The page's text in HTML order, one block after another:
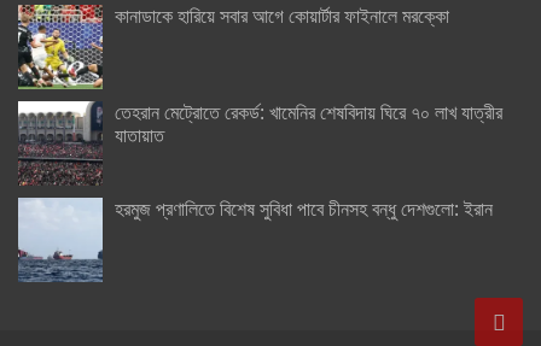
কানাডাকে হারিয়ে সবার আগে কোয়ার্টার ফাইনালে মরক্কো
তেহরান মেট্রোতে রেকর্ড: খামেনির শেষবিদায় ঘিরে ৭০ লাখ যাত্রীর
যাতায়াত
হরমুজ প্রণালিতে বিশেষ সুবিধা পাবে চীনসহ বন্ধু দেশগুলো: ইরান